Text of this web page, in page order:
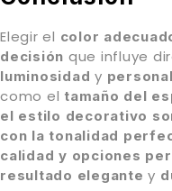
Elegir el color
decisión que influye
luminosidad y
como el tamaño del
el estilo decorativo
con la tonalidad
calidad y opciones
resultado elegantey